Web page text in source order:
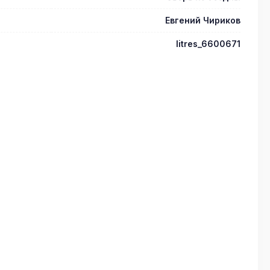
Евгений Чириков
litres_6600671